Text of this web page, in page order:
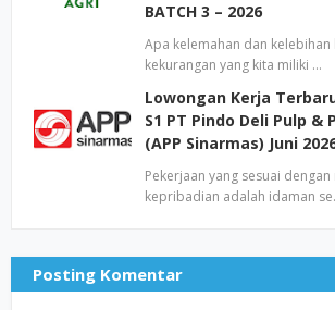
BATCH 3 – 2026
Apa kelemahan dan kelebihan
kekurangan yang kita miliki …
Lowongan Kerja Terbaru
S1 PT Pindo Deli Pulp &
(APP Sinarmas) Juni
Pekerjaan yang sesuai
kepribadian adalah idaman
Posting Komentar